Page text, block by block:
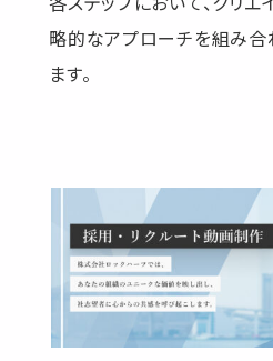
略的なアプローチを組み合
ます。